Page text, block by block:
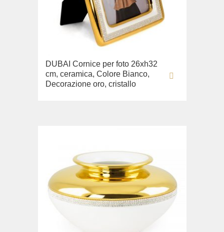
DUBAI Cornice per foto 26xh32
cm, ceramica, Colore Bianco,
Decorazione oro, cristallo